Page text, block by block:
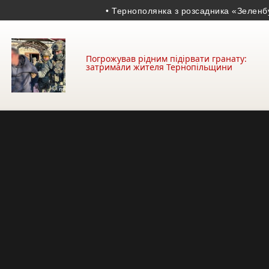
• Тернополянка з розсадника «Зеленбуду»
Погрожував рідним підірвати гранату:
затримали жителя Тернопільщини